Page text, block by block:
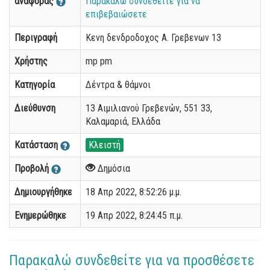
επιβεβαιώσετε
Περιγραφή Κενη δενδροδοχος Α. Γρεβενων 13
Χρήστης mp pm
Κατηγορία Δέντρα & θάμνοι
Διεύθυνση
13 Αιμιλιανού Γρεβενών, 551 33,
Καλαμαριά, Ελλάδα
Κατάσταση Κλειστή
Προβολή Δημόσια
Δημιουργήθηκε 18 Απρ 2022, 8:52:26 μ.μ.
Ενημερώθηκε 19 Απρ 2022, 8:24:45 π.μ.
Παρακαλώ συνδεθείτε για να προσθέσετε